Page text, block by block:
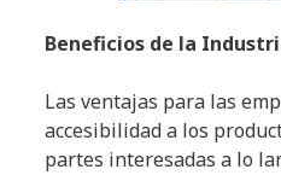
Beneficios de la
Las ventajas para las
accesibilidad a los
partes interesadas a lo